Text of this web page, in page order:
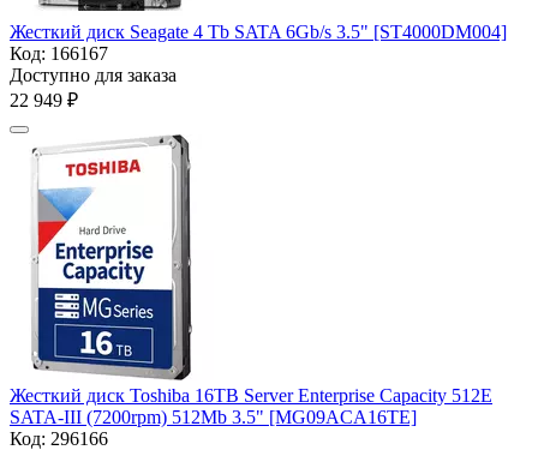
Жесткий диск Seagate 4 Tb SATA 6Gb/s 3.5" [ST4000DM004]
Код: 166167
Доступно для заказа
22 949 ₽
Жесткий диск Toshiba 16TB Server Enterprise Capacity 512E
SATA-III (7200rpm) 512Mb 3.5" [MG09ACA16TE]
Код: 296166